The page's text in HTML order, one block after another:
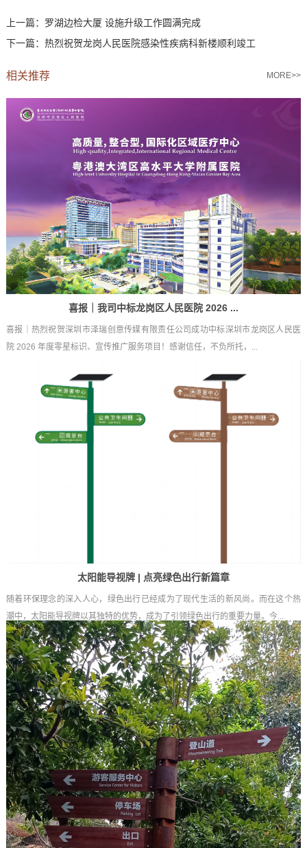
上一篇： 罗湖边检大厦 设施升级工作圆满完成
下一篇： 热烈祝贺龙岗人民医院感染性疾病科新楼顺利竣工
相关推荐 MORE>>
喜报｜我司中标龙岗区人民医院 2026 ...
喜报｜热烈祝贺深圳市泽瑞创意传媒有限责任公司成功中标深圳市龙岗区人民医
院 2026 年度零星标识、宣传推广服务项目！感谢信任，不负所托，...
太阳能导视牌 | 点亮绿色出行新篇章
随着环保理念的深入人心，绿色出行已经成为了现代生活的新风尚。而在这个热
潮中，太阳能导视牌以其独特的优势，成为了引领绿色出行的重要力量。今...